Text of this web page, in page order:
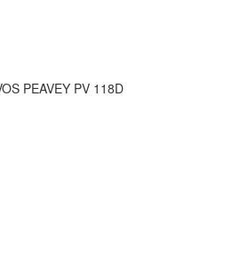
PEAVEY PV 118D